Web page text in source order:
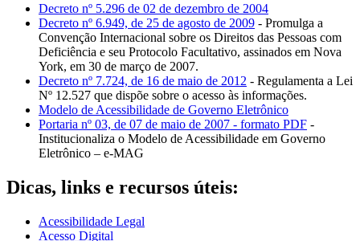
Decreto nº 5.296 de 02 de dezembro de 2004
Decreto nº 6.949, de 25 de agosto de 2009 - Promulga a
Convenção Internacional sobre os Direitos das Pessoas com
Deficiência e seu Protocolo Facultativo, assinados em Nova
York, em 30 de março de 2007.
Decreto nº 7.724, de 16 de maio de 2012 - Regulamenta a Lei
Nº 12.527 que dispõe sobre o acesso às informações.
Modelo de Acessibilidade de Governo Eletrônico
Portaria nº 03, de 07 de maio de 2007 - formato PDF -
Institucionaliza o Modelo de Acessibilidade em Governo
Eletrônico – e-MAG
Dicas, links e recursos úteis:
Acessibilidade Legal
Acesso Digital